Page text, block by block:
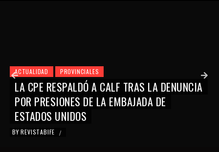
ACTUALIDAD PROVINCIALES
LA PROVINCIA Y LA UNIÓN INDUSTRIAL
FORTALECEN UNA AGENDA PARA
EMPRESAS PAMPEANAS CON VACA
BY REVISTABIFE